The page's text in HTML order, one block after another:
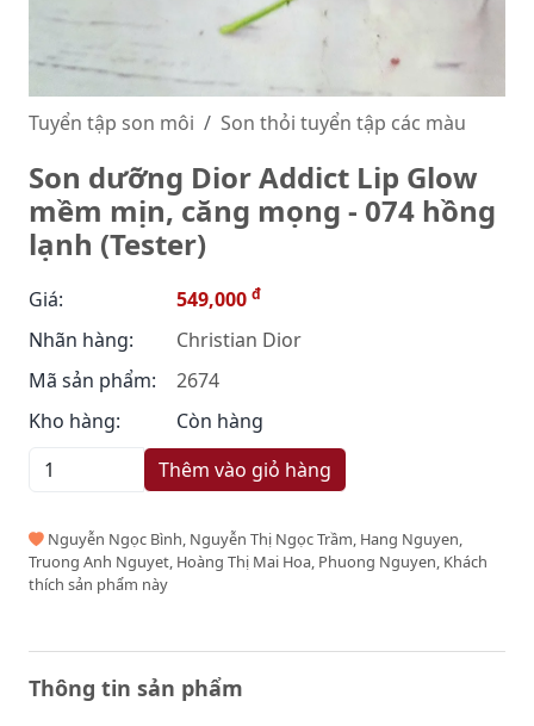
Tuyển tập son môi Son thỏi tuyển tập các màu
Son dưỡng Dior Addict Lip Glow
mềm mịn, căng mọng - 074 hồng
lạnh (Tester)
Giá: 549,000 đ
Nhãn hàng:
Christian Dior
Mã sản phẩm:
2674
Kho hàng:
Còn hàng
Thêm vào giỏ hàng
Nguyễn Ngọc Bình, Nguyễn Thị Ngọc Trầm, Hang Nguyen,
Truong Anh Nguyet, Hoàng Thị Mai Hoa, Phuong Nguyen, Khách
thích sản phẩm này
Thông tin sản phẩm